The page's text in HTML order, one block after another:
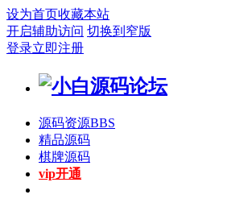
设为首页收藏本站
开启辅助访问 切换到窄版
登录立即注册
源码资源BBS
精品源码
棋牌源码
vip开通